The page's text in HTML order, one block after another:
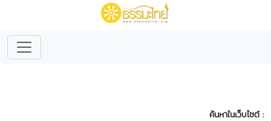
ค้นหาในเว็บไซต์ :